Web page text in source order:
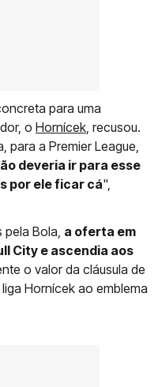
para uma
o Hornícek , recusou.
para a Premier League,
deveria ir para esse
por ele ficar cá",
Bola, a oferta em
City e ascendia aos
o valor da cláusula de
Hornícek ao emblema